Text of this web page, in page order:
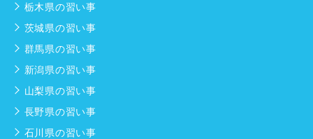
栃木県の習い事
茨城県の習い事
群馬県の習い事
新潟県の習い事
山梨県の習い事
長野県の習い事
石川県の習い事